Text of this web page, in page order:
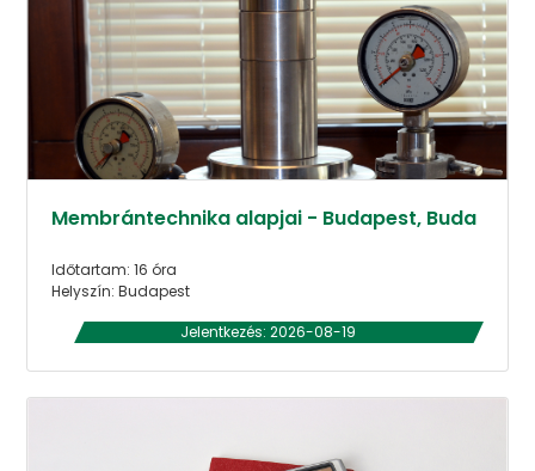
Membrántechnika alapjai - Budapest, Buda
Időtartam: 16 óra
Helyszín: Budapest
Jelentkezés: 2026-08-19